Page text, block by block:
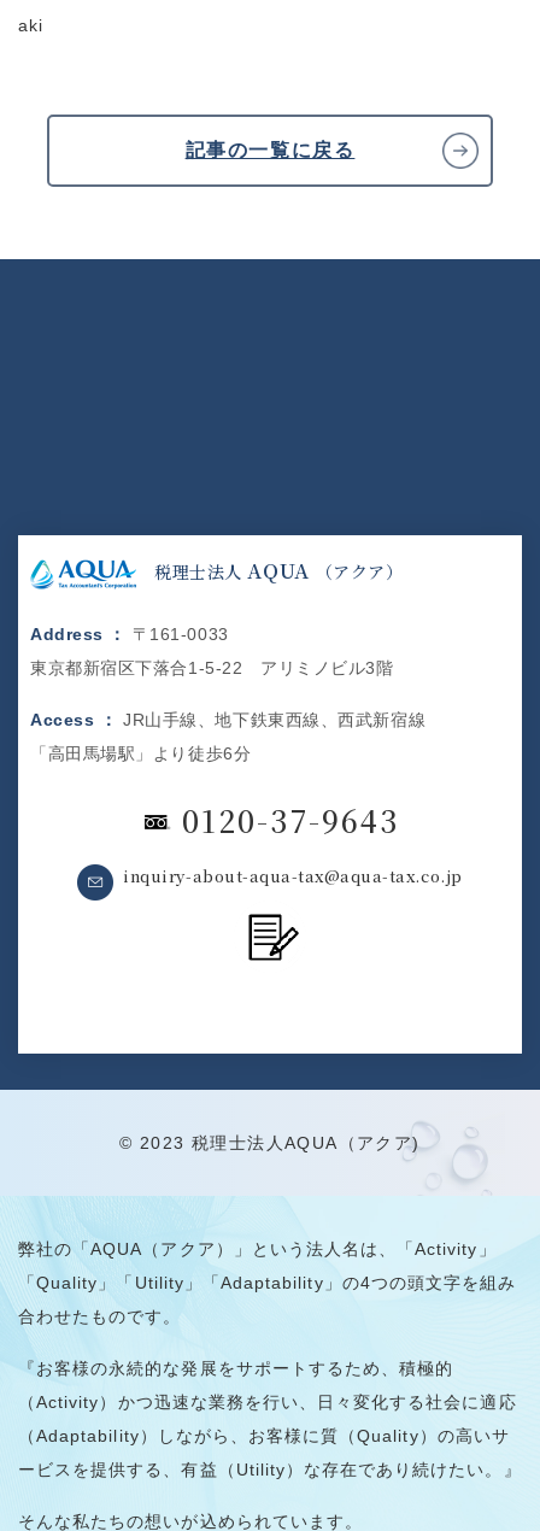
aki
記事の一覧に戻る
税理士法人 AQUA （アクア）
Address ： 〒161-0033
東京都新宿区下落合1-5-22 アリミノビル3階
Access ：JR山手線、地下鉄東西線、西武新宿線
「高田馬場駅」より徒歩6分
0120-37-9643
inquiry-about-aqua-tax@aqua-tax.co.jp
© 2023 税理士法人AQUA（アクア)
弊社の「AQUA（アクア）」という法人名は、「Activity」
「Quality」「Utility」「Adaptability」の4つの頭文字を組み
合わせたものです。
『お客様の永続的な発展をサポートするため、積極的
（Activity）かつ迅速な業務を行い、日々変化する社会に適応
（Adaptability）しながら、お客様に質（Quality）の高いサ
ービスを提供する、有益（Utility）な存在であり続けたい。』
そんな私たちの想いが込められています。